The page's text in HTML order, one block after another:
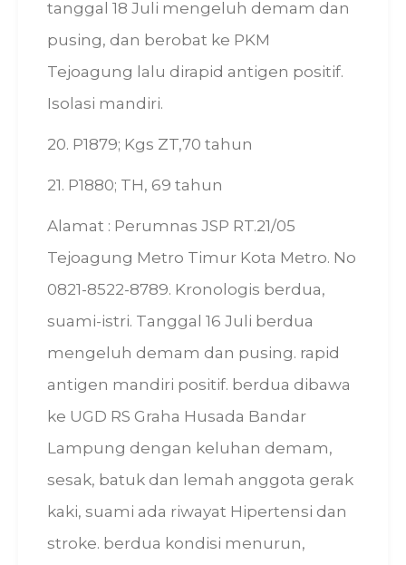
tanggal 18 Juli mengeluh demam dan
pusing, dan berobat ke PKM
Tejoagung lalu dirapid antigen positif.
Isolasi mandiri.
20. P1879; Kgs ZT,70 tahun
21. P1880; TH, 69 tahun
Alamat : Perumnas JSP RT.21/05
Tejoagung Metro Timur Kota Metro. No
0821-8522-8789. Kronologis berdua,
suami-istri. Tanggal 16 Juli berdua
mengeluh demam dan pusing. rapid
antigen mandiri positif. berdua dibawa
ke UGD RS Graha Husada Bandar
Lampung dengan keluhan demam,
sesak, batuk dan lemah anggota gerak
kaki, suami ada riwayat Hipertensi dan
stroke. berdua kondisi menurun,